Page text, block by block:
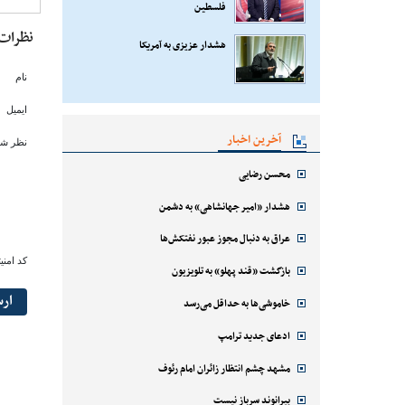
فلسطین
هشدار عزیزی به آمریکا
آخرین اخبار
محسن رضایی
هشدار «امیر جهانشاهی» به دشمن
عراق به دنبال مجوز عبور نفتکش‌ها
بازگشت «قند پهلو» به تلویزیون
خاموشی‌ها به حداقل می‌رسد
ادعای جدید ترامپ
مشهد چشم انتظار زائران امام رئوف
بیرانوند سرباز نیست
نام
ایمیل
نظر
کد